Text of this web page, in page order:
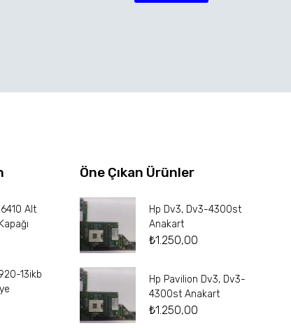
Alt
13ikb
Öne Çıkan Ürünler
Hp Dv3, Dv3-4300st
Anakart
₺1.250,00
Hp Pavilion Dv3, Dv3-
4300st Anakart
₺1.250,00